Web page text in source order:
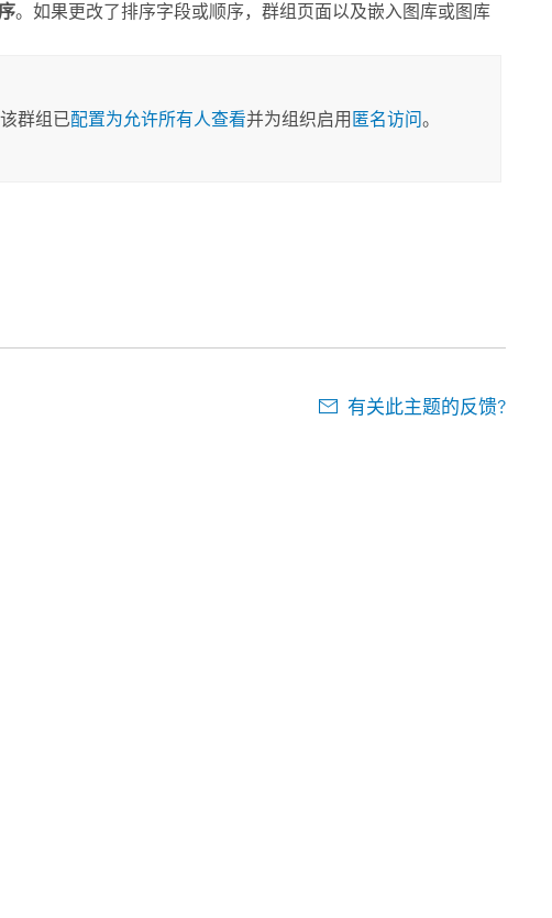
。如果更改了排序字段或顺序，群组页面以及嵌入图库或图库
群组已配置为允许所有人查看并为组织启用 匿名访问。
有关此主题的反馈?